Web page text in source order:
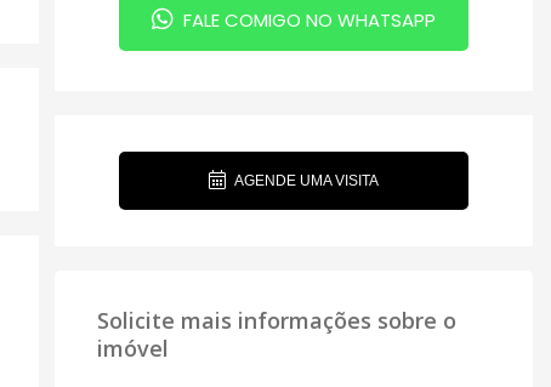
FALE COMIGO NO WHATSAPP
AGENDE UMA VISITA
Solicite mais informações sobre o
imóvel